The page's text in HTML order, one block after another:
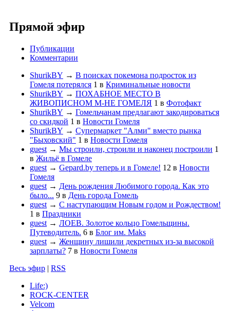
Прямой эфир
Публикации
Комментарии
ShurikBY → В поисках покемона подросток из
Гомеля потерялся 1 в Криминальные новости
ShurikBY → ПОХАБНОЕ МЕСТО В
ЖИВОПИСНОМ М-НЕ ГОМЕЛЯ 1 в Фотофакт
ShurikBY → Гомельчанам предлагают закодироваться
со скидкой 1 в Новости Гомеля
ShurikBY → Супермаркет "Алми" вместо рынка
"Быховский" 1 в Новости Гомеля
guest → Мы строили, строили и наконец построили 1
в Жильё в Гомеле
guest → Gepard.by теперь и в Гомеле! 12 в Новости
Гомеля
guest → День рождения Любимого города. Как это
было... 9 в День города Гомель
guest → С наступающим Новым годом и Рождеством!
1 в Праздники
guest → ЛОЕВ. Золотое кольцо Гомельщины.
Путеводитель. 6 в Блог им. Maks
guest → Женщину лишили декретных из-за высокой
зарплаты? 7 в Новости Гомеля
Весь эфир | RSS
Life:)
ROCK-CENTER
Velcom